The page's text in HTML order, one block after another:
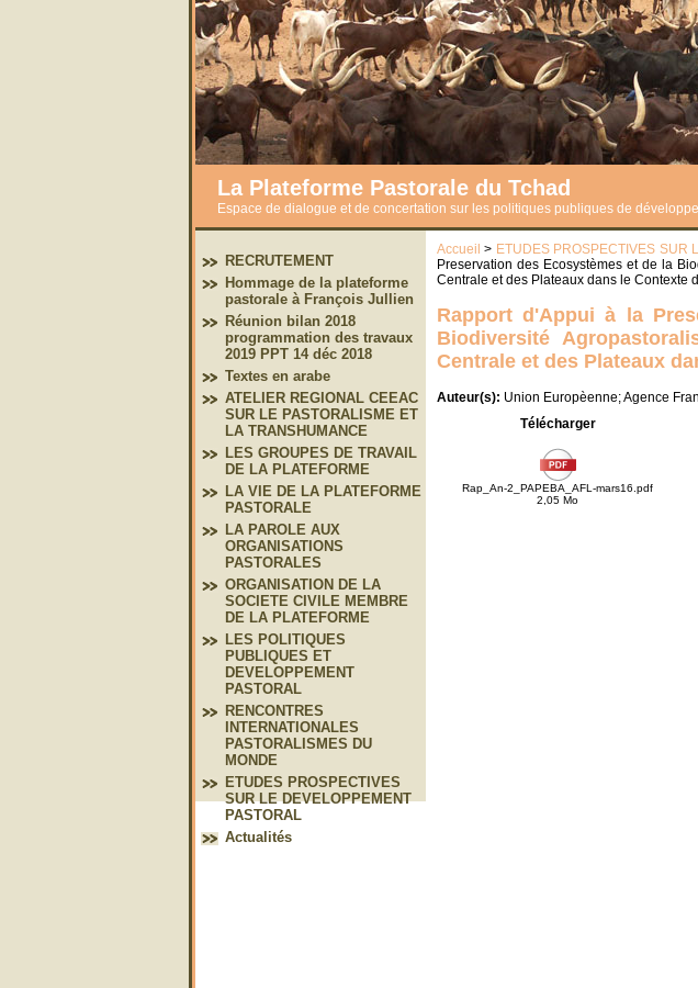
La Plateforme Pastorale du Tchad
Espace de dialogue et de concertation sur les politiques publiques de
RECRUTEMENT
Hommage de la plateforme
pastorale à François Jullien
Réunion bilan 2018
programmation des travaux
2019 PPT 14 déc 2018
Textes en arabe
ATELIER REGIONAL CEEAC
SUR LE PASTORALISME ET
LA TRANSHUMANCE
LES GROUPES DE TRAVAIL
DE LA PLATEFORME
LA VIE DE LA PLATEFORME
PASTORALE
LA PAROLE AUX
ORGANISATIONS
PASTORALES
ORGANISATION DE LA
SOCIETE CIVILE MEMBRE
DE LA PLATEFORME
LES POLITIQUES
PUBLIQUES ET
DEVELOPPEMENT
PASTORAL
RENCONTRES
INTERNATIONALES
PASTORALISMES DU
MONDE
ETUDES PROSPECTIVES
SUR LE DEVELOPPEMENT
PASTORAL
Actualités
Accueil > ETUDES PROSPECTIVES SUR
Preservation des Ecosystèmes et de la
Centrale et des Plateaux dans le Contexte
Rapport d'Appui à la
Biodiversité
Centrale et des Plateaux
Auteur(s): Union Europèenne; Agence
Télécharger
Rap_An-2_PAPEBA_AFL-mars16.pdf
2,05 Mo